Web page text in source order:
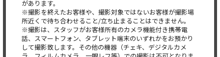
があります。
※撮影を終えたお客様や、撮影対象ではないお客様が撮影場
所近くで待ち合わせること/立ち止まることはできません。
※撮影は、スタッフがお客様所有のカメラ機能付き携帯電
話、スマートフォン、タブレット端末のいずれかをお預かり
して撮影致します。その他の機器（チェキ、デジタルカメ